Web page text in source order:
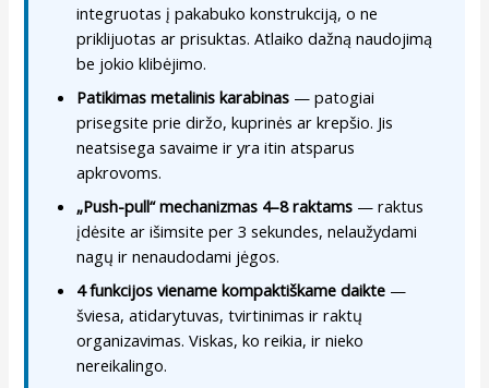
integruotas į pakabuko konstrukciją, o ne
priklijuotas ar prisuktas. Atlaiko dažną naudojimą
be jokio klibėjimo.
Patikimas metalinis karabinas — patogiai
prisegsite prie diržo, kuprinės ar krepšio. Jis
neatsisega savaime ir yra itin atsparus
apkrovoms.
„Push-pull“ mechanizmas 4–8 raktams — raktus
įdėsite ar išimsite per 3 sekundes, nelaužydami
nagų ir nenaudodami jėgos.
4 funkcijos viename kompaktiškame daikte —
šviesa, atidarytuvas, tvirtinimas ir raktų
organizavimas. Viskas, ko reikia, ir nieko
nereikalingo.